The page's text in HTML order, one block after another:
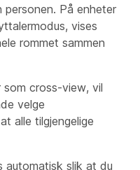
På enheter
vises
rommet sammen
som cross-view, vil
velge
alle tilgjengelige
automatisk slik at du